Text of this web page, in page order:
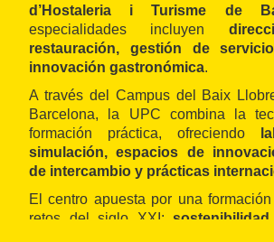
d’Hostaleria i Turisme de
especialidades incluyen
restauración, gestión de
innovación gastronómica.
A través del Campus del Baix
Barcelona, la UPC combina la
formación práctica, ofreciendo
simulación, espacios de
de intercambio y prácticas
El centro apuesta por una
retos del siglo XXI: